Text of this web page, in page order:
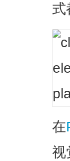
式
在
视